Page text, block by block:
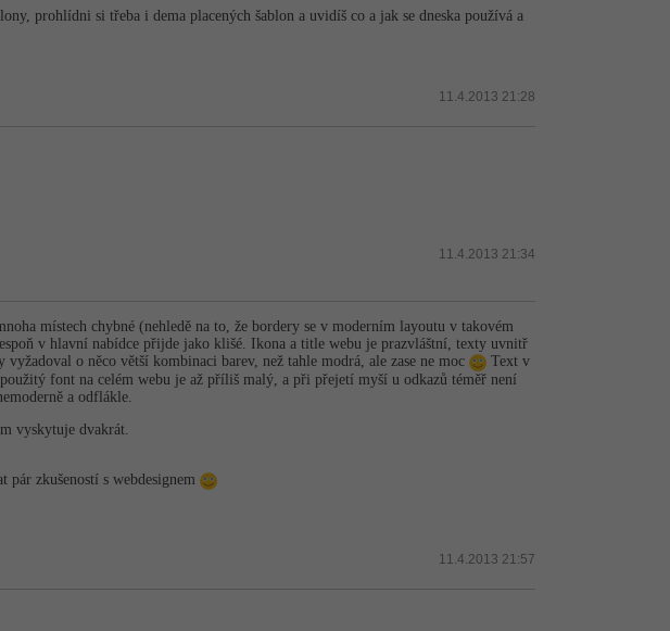
prohlídni si třeba i dema placených šablon a uvidíš co a jak se dneska používá a
11.4.2013 21:28
11.4.2013 21:34
místech chybné (nehledě na to, že bordery se v moderním layoutu v takovém
v hlavní nabídce přijde jako klišé. Ikona a title webu je prazvláštní, texty uvnitř
o něco větší kombinaci barev, než tahle modrá, ale zase ne moc
Text v
font na celém webu je až příliš malý, a při přejetí myší u odkazů téměř není
a odflákle.
vyskytuje dvakrát.
pár zkušeností s webdesignem
11.4.2013 21:57